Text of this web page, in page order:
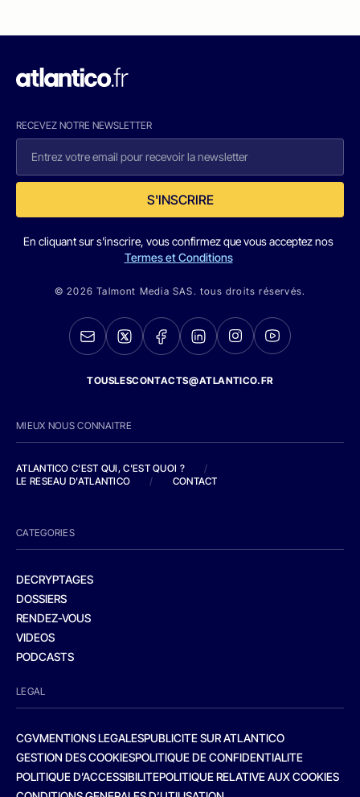
RECEVEZ NOTRE NEWSLETTER
S'INSCRIRE
En cliquant sur s'inscrire, vous confirmez que vous acceptez nos
Termes et Conditions
© 2026 Talmont Media SAS. tous droits réservés.
TOUSLESCONTACTS@ATLANTICO.FR
MIEUX NOUS CONNAITRE
ATLANTICO C'EST QUI, C'EST QUOI ?
/
LE RESEAU D'ATLANTICO
/ CONTACT
CATEGORIES
DECRYPTAGES
DOSSIERS
RENDEZ-VOUS
VIDEOS
PODCASTS
LEGAL
CGVMENTIONS LEGALESPUBLICITE SUR ATLANTICO
GESTION DES COOKIESPOLITIQUE DE CONFIDENTIALITE
POLITIQUE D’ACCESSIBILITEPOLITIQUE RELATIVE AUX COOKIES